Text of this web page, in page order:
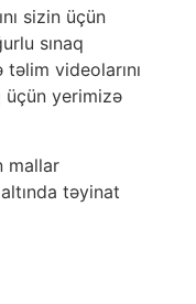
sizin üçün
sınaq
təlim videolarını
üçün yerimizə
mallar
təyinat